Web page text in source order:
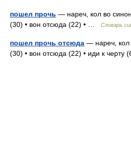
пошел прочь — нареч, кол во
(30) • вон отсюда (22) • …
Словарь
пошел прочь отсюда — нареч, кол
(30) • вон отсюда (22) • иди к черту